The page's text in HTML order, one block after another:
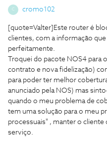
C cromo102
[quote=Valter]Este router é
clientes, com a informação
perfeitamente.
Troquei do pacote NOS4 para
contrato e nova fidelização)
para poder ter melhor
anunciado pela NOS) mas
quando o meu problema de
tem uma solução para o meu
processuais" , manter o cliente
serviço.